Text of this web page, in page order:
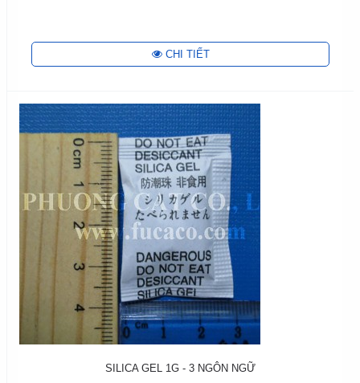
CHI TIẾT
SILICA GEL 1G - 3 NGÔN NGỮ